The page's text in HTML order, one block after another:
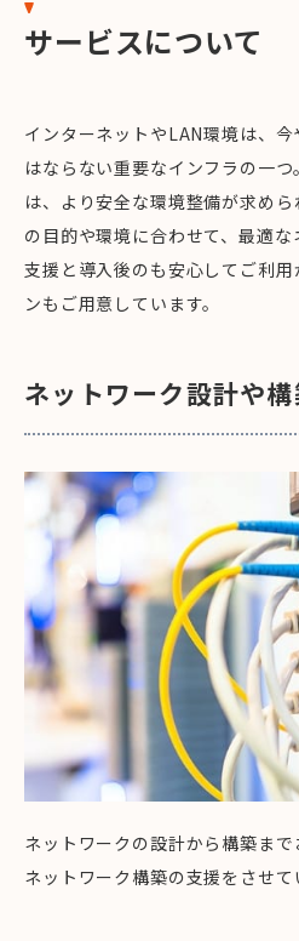
サービスについて
インターネットやLAN環境は、
はならない重要なインフラの一
は、より安全な環境整備が求め
の目的や環境に合わせて、最適
支援と導入後のも安心してご利
ンもご用意しています。
ネットワーク設計や
ネットワークの設計から構築ま
ネットワーク構築の支援をさせて